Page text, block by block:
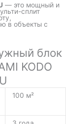
— это мощный и
сплит
в объекты с
блок
KODO
100 м²